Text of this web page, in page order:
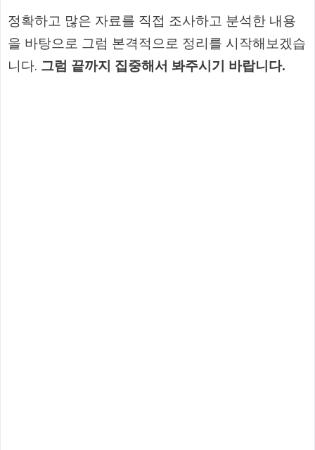
정확하고 많은 자료를 직접 조사하고 분석한 내용
을 바탕으로 그럼 본격적으로 정리를 시작해보겠습
니다. 그럼 끝까지 집중해서 봐주시기 바랍니다.